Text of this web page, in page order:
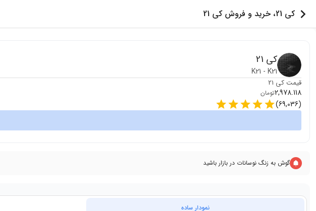
کی 21، خرید و فروش کی 21
کی 21
K21 - K21
قیمت کی 21
2,978.118تومان
(
69,036
)
گوش به زنگ نوسانات در بازار باشید
نمودار ساده